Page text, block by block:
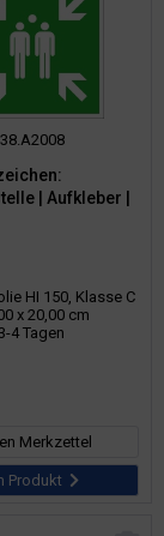
| Aufkleber |
HI 150, Klasse C
x 20,00 cm
4 Tagen
Merkzettel
Produkt